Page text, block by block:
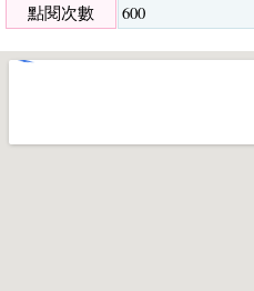
點閱次數
600